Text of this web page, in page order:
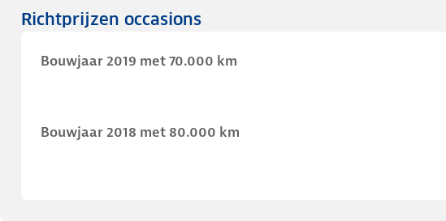
Richtprijzen occasions
Bouwjaar 2019 met 70.000 km
Bouwjaar 2018 met 80.000 km